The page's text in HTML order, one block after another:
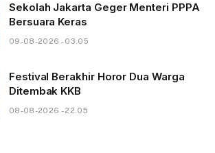
Sekolah Jakarta Geger Menteri PPPA
Bersuara Keras
09-08-2026 - 03.05
Festival Berakhir Horor Dua Warga
Ditembak KKB
08-08-2026 - 22.05